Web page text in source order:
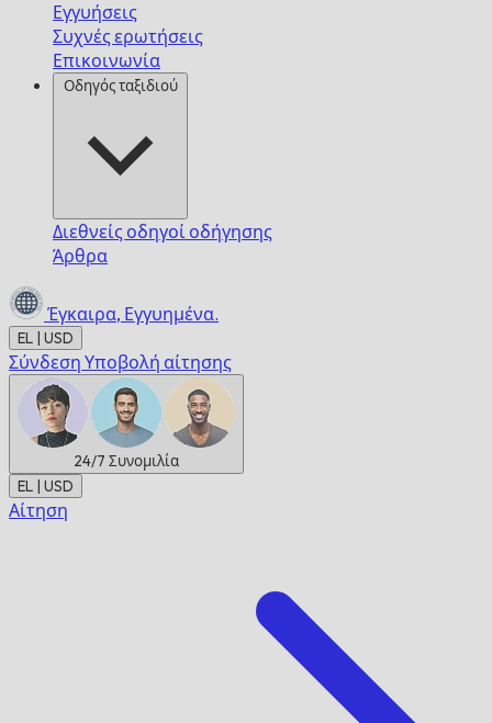
Εγγυήσεις
Συχνές ερωτήσεις
Επικοινωνία
Οδηγός ταξιδιού
Διεθνείς οδηγοί οδήγησης
Άρθρα
Έγκαιρα, Εγγυημένα.
EL | USD
Σύνδεση Υποβολή αίτησης
24/7 Συνομιλία
EL | USD
Αίτηση